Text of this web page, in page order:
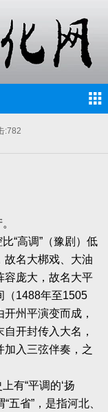
:782
“高调”（豫剧）低
故名大梆戏、大油
容庞大，故名大平
（1488年至1505
州平演变而成，
开封传入大名，
加入三弦伴奏，之
有“平调的‘扬
五省”，是指河北、